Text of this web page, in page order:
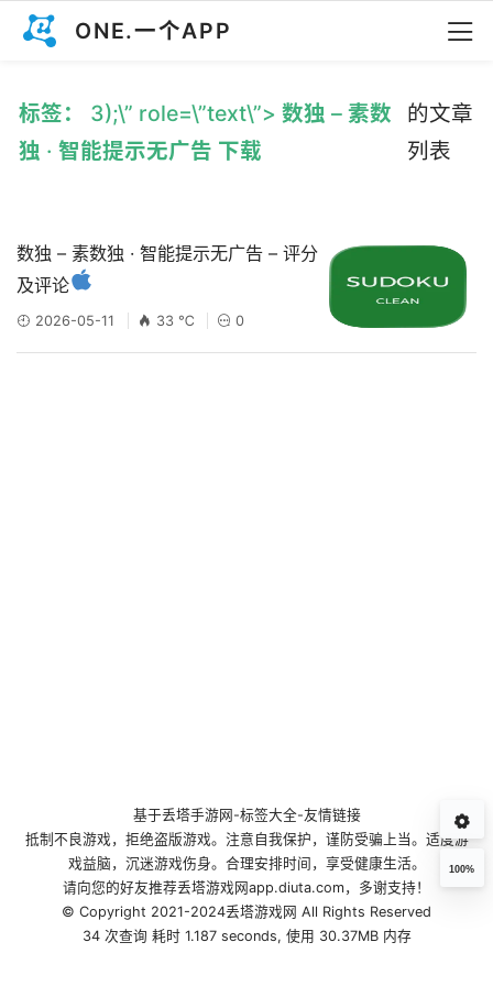
ONE.一个APP
标签： 3);\” role=\”text\”> 数独 – 素数
独 · 智能提示无广告 下载
的文章
列表
数独 – 素数独 · 智能提示无广告 – 评分
及评论
2026-05-11 33 ℃ 0
100%
基于丢塔手游网 -标签大全-友情链接
抵制不良游戏，拒绝盗版游戏。注意自我保护，谨防受骗上当。适度游
戏益脑，沉迷游戏伤身。合理安排时间，享受健康生活。
请向您的好友推荐丢塔游戏网app.diuta.com，多谢支持！
© Copyright 2021-2024丢塔游戏网 All Rights Reserved
34 次查询 耗时 1.187 seconds, 使用 30.37MB 内存